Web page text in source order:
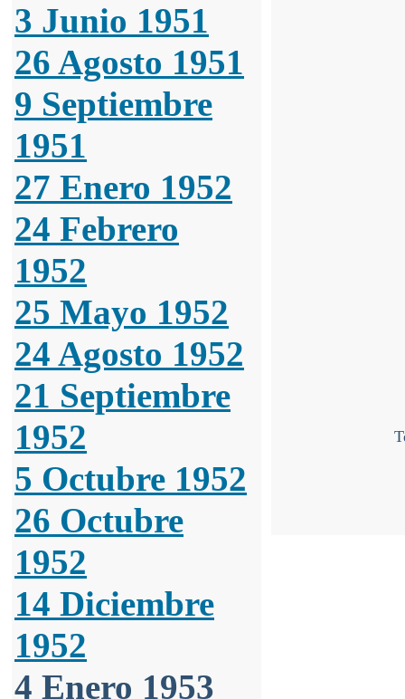
3 Junio 1951
26 Agosto 1951
9 Septiembre
1951
27 Enero 1952
24 Febrero
1952
25 Mayo 1952
24 Agosto 1952
21 Septiembre
1952
5 Octubre 1952
26 Octubre
1952
14 Diciembre
1952
4 Enero 1953